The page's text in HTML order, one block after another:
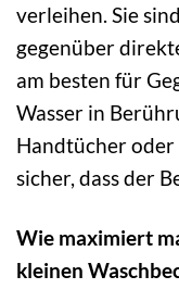
verleihen. Sie
gegenüber
am besten für
Wasser in
Handtücher
sicher, dass der
Wie maximiert
kleinen